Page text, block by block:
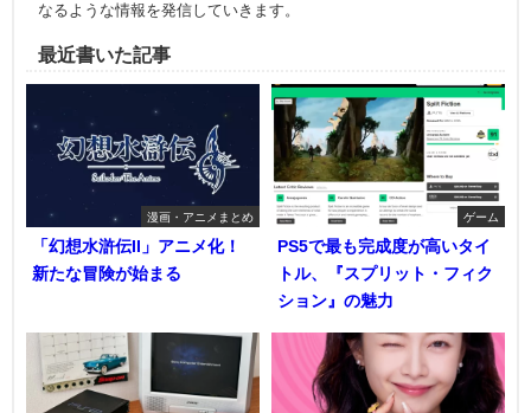
なるような情報を発信していきます。
最近書いた記事
漫画・アニメまとめ
「幻想水滸伝II」アニメ化！
新たな冒険が始まる
ゲーム
PS5で最も完成度が高いタイ
トル、『スプリット・フィク
ション』の魅力